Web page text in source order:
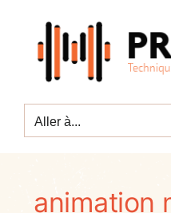
contenu
Aller à...
animation